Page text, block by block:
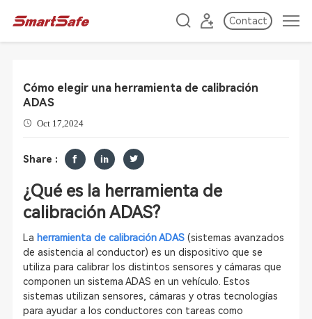
Contact
Cómo elegir una herramienta de calibración
ADAS
Oct 17,2024
Share :
¿Qué es la herramienta de
calibración ADAS?
La herramienta de calibración ADAS(sistemas avanzados
de asistencia al conductor) es un dispositivo que se
utiliza para calibrar los distintos sensores y cámaras que
componen un sistema ADAS en un vehículo. Estos
sistemas utilizan sensores, cámaras y otras tecnologías
para ayudar a los conductores con tareas como